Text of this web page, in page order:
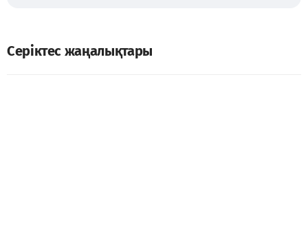
Серіктес жаңалықтары